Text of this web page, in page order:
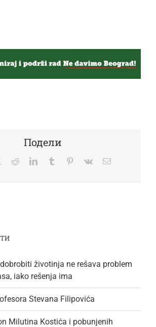
Подели
TwitterRedditLinkedInTumblr Pinterest
Vk Email
životinja ne rešava problem
iako rešenja ima
Stevana Filipovića
Milutina Kostića i pobunjenih